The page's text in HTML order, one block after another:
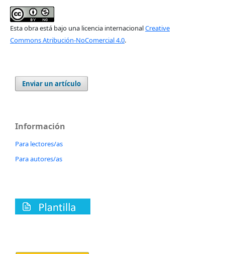
Esta obra está bajo una licencia internacionalCreative
Commons Atribución-NoComercial 4.0.
Enviar un artículo
Información
Para lectores/as
Para autores/as